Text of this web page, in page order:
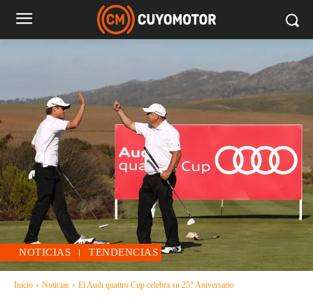
NOTICIAS TENDENCIAS
Inicio Noticias El Audi quattro Cup celebra su 25° Aniversario